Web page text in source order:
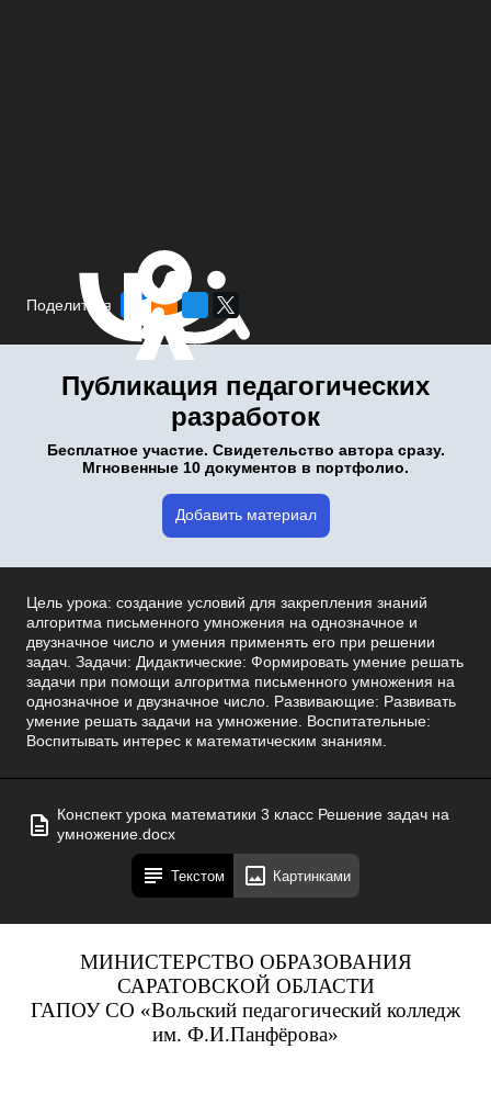
Поделиться
Публикация педагогических
разработок
Бесплатное участие. Свидетельство автора сразу.
Мгновенные 10 документов в портфолио.
Добавить материал
Цель урока: создание условий для закрепления знаний
алгоритма письменного умножения на однозначное и
двузначное число и умения применять его при решении
задач. Задачи: Дидактические: Формировать умение решать
задачи при помощи алгоритма письменного умножения на
однозначное и двузначное число. Развивающие: Развивать
умение решать задачи на умножение. Воспитательные:
Воспитывать интерес к математическим знаниям.
Конспект урока математики 3 класс Решение задач на
умножение.docx
Текстом Картинками
МИНИСТЕРСТВО ОБРАЗОВАНИЯ
САРАТОВСКОЙ ОБЛАСТИ
ГАПОУ СО «Вольский педагогический колледж
им. Ф.И.Панфёрова»